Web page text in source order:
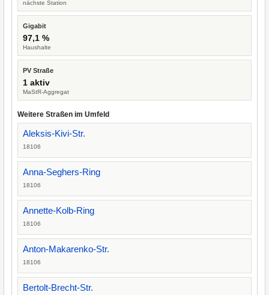
nächste Station
Gigabit
97,1 %
Haushalte
PV Straße
1 aktiv
MaStR-Aggregat
Weitere Straßen im Umfeld
Aleksis-Kivi-Str.
18106
Anna-Seghers-Ring
18106
Annette-Kolb-Ring
18106
Anton-Makarenko-Str.
18106
Bertolt-Brecht-Str.